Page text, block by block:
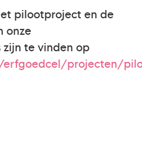
pilootproject en de
onze
te vinden op
erfgoedcel/projecten/